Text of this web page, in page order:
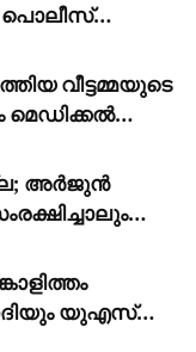
പൊലീസ്
വീട്ടമ്മയുടെ
മെഡിക്കൽ
അർജുൻ
യുഎസ്
ചർച്ച നടത്തി